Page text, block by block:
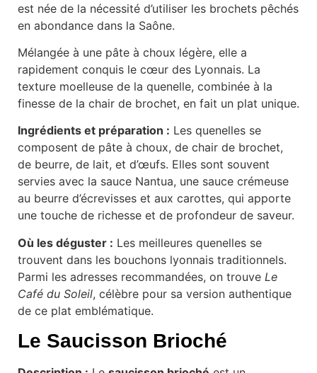
est née de la nécessité d’utiliser les brochets pêchés
en abondance dans la Saône.
Mélangée à une pâte à choux légère, elle a
rapidement conquis le cœur des Lyonnais. La
texture moelleuse de la quenelle, combinée à la
finesse de la chair de brochet, en fait un plat unique.
Ingrédients et préparation : Les quenelles se
composent de pâte à choux, de chair de brochet,
de beurre, de lait, et d’œufs. Elles sont souvent
servies avec la sauce Nantua, une sauce crémeuse
au beurre d’écrevisses et aux carottes, qui apporte
une touche de richesse et de profondeur de saveur.
Où les déguster : Les meilleures quenelles se
trouvent dans les bouchons lyonnais traditionnels.
Parmi les adresses recommandées, on trouve Le
Café du Soleil, célèbre pour sa version authentique
de ce plat emblématique.
Le Saucisson Brioché